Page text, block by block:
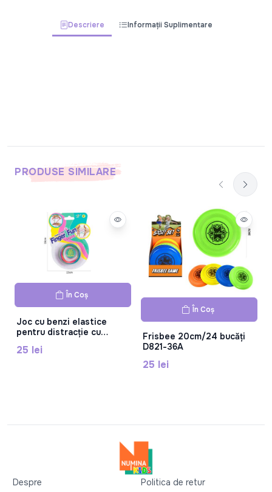
Descriere Informații Suplimentare
PRODUSE SIMILARE
În Coș
Joc cu benzi elastice
pentru distracție cu
25 lei
În Coș
Frisbee 20cm/24 bucăți
D821-36A
25 lei
Despre Politica de retur